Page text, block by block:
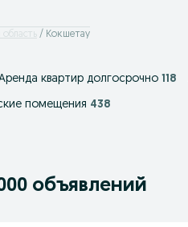
Кокшетау
квартир долгосрочно 118
помещения 438
объявлений